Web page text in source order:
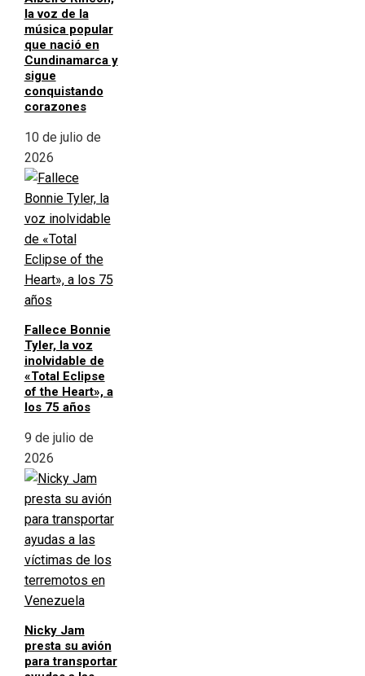
la voz de la
música popular
que nació en
Cundinamarca y
sigue
conquistando
corazones
10 de julio de
2026
Fallece Bonnie
Tyler, la voz
inolvidable de
«Total Eclipse
of the Heart», a
los 75 años
9 de julio de
2026
Nicky Jam
presta su avión
para transportar